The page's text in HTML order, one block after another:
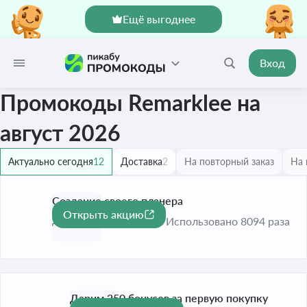
Ещё выгоднее
Вход
Промокоды Remarklee на
август 2026
Актуально сегодня12 Доставка2 На повторный заказ На
Создание своего планера
До 30 сент. 2026
Открыть акцию
Использовано 8094 раза
Дарим 250 бонусов за первую покупку